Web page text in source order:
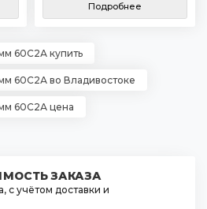
Подробнее
60С2А купить
60С2А во Владивостоке
60С2А цена
ЗАКАЗА
с учётом доставки и